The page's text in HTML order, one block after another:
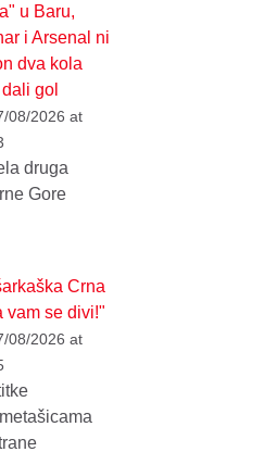
u Baru,
i Arsenal ni
dva kola
gol
08/2026 at
druga
Gore
Crna
vam se divi!"
08/2026 at